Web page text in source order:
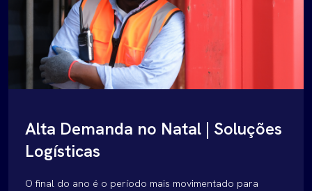
Alta Demanda no Natal | Soluções
Logísticas
O final do ano é o período mais movimentado para